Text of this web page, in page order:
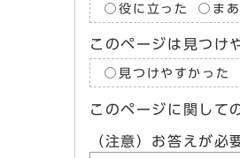
役に立った ま
このページは見つけ
見つけやすかった
このページに関して
（注意）お答えが必